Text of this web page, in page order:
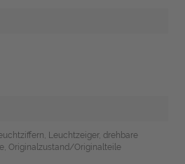
Leuchtzeiger, drehbare
Originalzustand/Originalteile